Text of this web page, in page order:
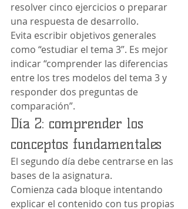
resolver cinco ejercicios o preparar
una respuesta de desarrollo.
Evita escribir objetivos generales
como “estudiar el tema 3”. Es mejor
indicar “comprender las diferencias
entre los tres modelos del tema 3 y
responder dos preguntas de
comparación”.
Día 2: comprender los
conceptos fundamentales
El segundo día debe centrarse en las
bases de la asignatura.
Comienza cada bloque intentando
explicar el contenido con tus propias